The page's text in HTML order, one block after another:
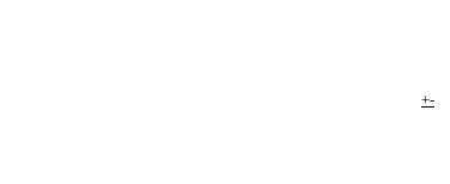
+-